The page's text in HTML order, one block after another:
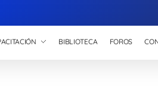
BIBLIOTECA FOROS